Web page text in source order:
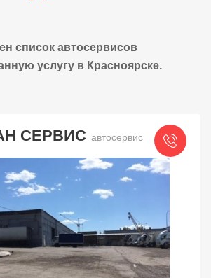
список автосервисов
услугу в Красноярске.
СЕРВИС автосервис